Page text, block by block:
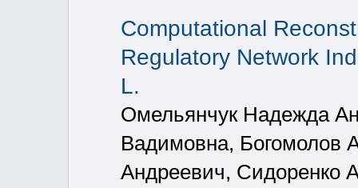
Computational
Regulatory Network
L.
Омельянчук Надежда
Вадимовна, Богомолов
Андреевич, Сидоренко